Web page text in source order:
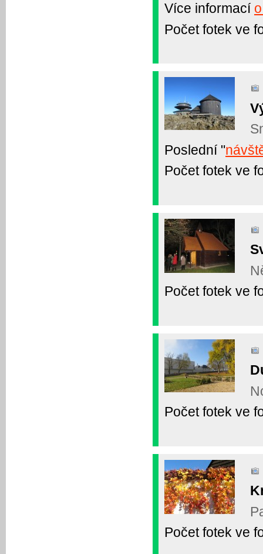
Více informací
Počet fotek ve
Poslední "
Počet fotek ve
Počet fotek ve
Počet fotek ve
Počet fotek ve